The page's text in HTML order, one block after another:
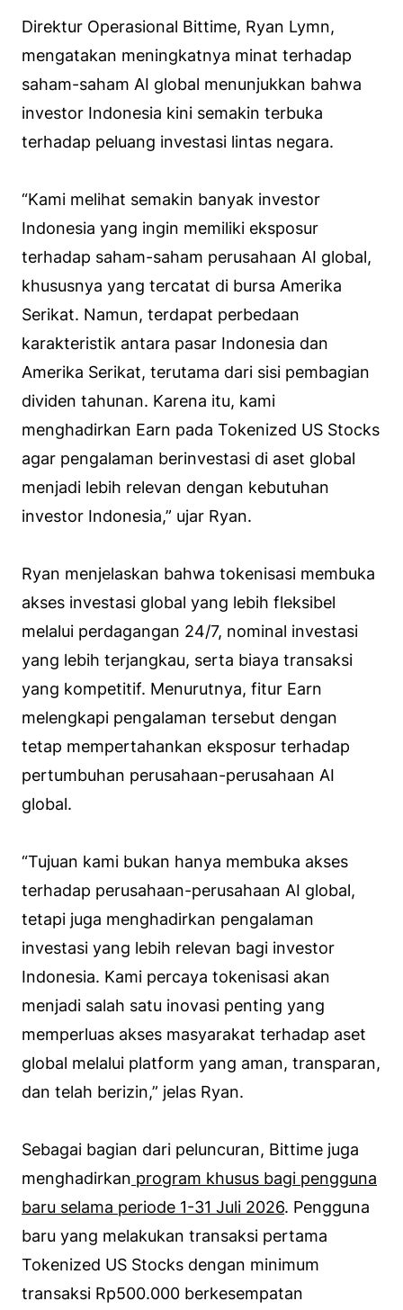
Direktur Operasional Bittime, Ryan Lymn,
mengatakan meningkatnya minat terhadap
saham-saham AI global menunjukkan bahwa
investor Indonesia kini semakin terbuka
terhadap peluang investasi lintas negara.
“Kami melihat semakin banyak investor
Indonesia yang ingin memiliki eksposur
terhadap saham-saham perusahaan AI global,
khususnya yang tercatat di bursa Amerika
Serikat. Namun, terdapat perbedaan
karakteristik antara pasar Indonesia dan
Amerika Serikat, terutama dari sisi pembagian
dividen tahunan. Karena itu, kami
menghadirkan Earn pada Tokenized US Stocks
agar pengalaman berinvestasi di aset global
menjadi lebih relevan dengan kebutuhan
investor Indonesia,” ujar Ryan.
Ryan menjelaskan bahwa tokenisasi membuka
akses investasi global yang lebih fleksibel
melalui perdagangan 24/7, nominal investasi
yang lebih terjangkau, serta biaya transaksi
yang kompetitif. Menurutnya, fitur Earn
melengkapi pengalaman tersebut dengan
tetap mempertahankan eksposur terhadap
pertumbuhan perusahaan-perusahaan AI
global.
“Tujuan kami bukan hanya membuka akses
terhadap perusahaan-perusahaan AI global,
tetapi juga menghadirkan pengalaman
investasi yang lebih relevan bagi investor
Indonesia. Kami percaya tokenisasi akan
menjadi salah satu inovasi penting yang
memperluas akses masyarakat terhadap aset
global melalui platform yang aman, transparan,
dan telah berizin,” jelas Ryan.
Sebagai bagian dari peluncuran, Bittime juga
menghadirkan program khusus bagi pengguna
baru selama periode 1-31 Juli 2026. Pengguna
baru yang melakukan transaksi pertama
Tokenized US Stocks dengan minimum
transaksi Rp500.000 berkesempatan